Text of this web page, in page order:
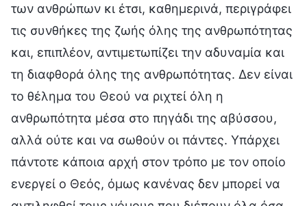
των ανθρώπων κι έτσι, καθημερινά, περιγράφει
τις συνθήκες της ζωής όλης της ανθρωπότητας
και, επιπλέον, αντιμετωπίζει την αδυναμία και
τη διαφθορά όλης της ανθρωπότητας. Δεν είναι
το θέλημα του Θεού να ριχτεί όλη η
ανθρωπότητα μέσα στο πηγάδι της αβύσσου,
αλλά ούτε και να σωθούν οι πάντες. Υπάρχει
πάντοτε κάποια αρχή στον τρόπο με τον οποίο
ενεργεί ο Θεός, όμως κανένας δεν μπορεί να